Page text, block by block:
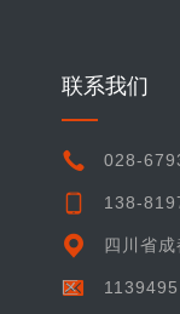
联系我们
028-
138-
四川省
区